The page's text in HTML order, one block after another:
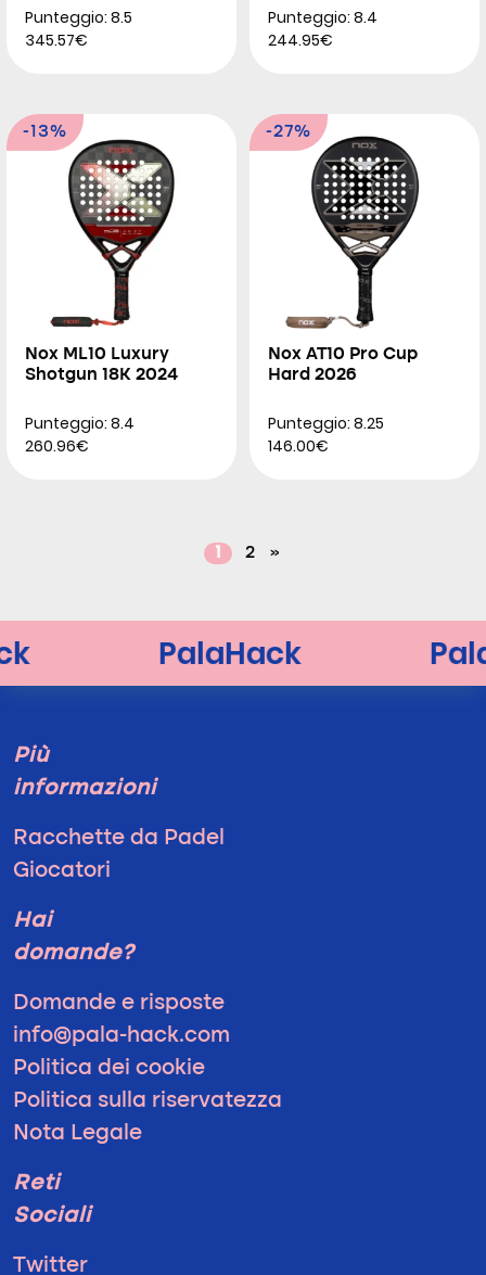
Punteggio: 8.5
345.57€
Punteggio: 8.4
244.95€
-13%
Nox ML10 Luxury
Shotgun 18K 2024
Punteggio: 8.4
260.96€
-27%
Nox AT10 Pro Cup
Hard 2026
Punteggio: 8.25
146.00€
1 2 »
Più
informazioni
Racchette da Padel
Giocatori
Hai
domande?
Domande e risposte
info@pala-hack.com
Politica dei cookie
Politica sulla riservatezza
Nota Legale
Reti
Sociali
Twitter